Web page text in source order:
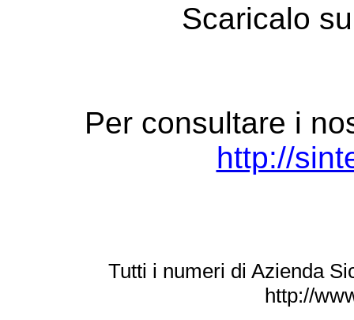
Scaricalo
Per consultare i
http://
Tutti i numeri di Azienda
http://